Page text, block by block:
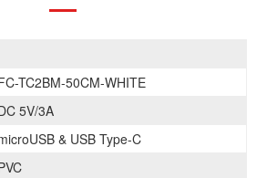
TC2BM-50CM-WHITE
5V/3A
& USB Type-C